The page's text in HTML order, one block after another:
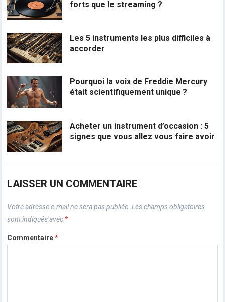
forts que le streaming ?
Les 5 instruments les plus difficiles à
accorder
Pourquoi la voix de Freddie Mercury
était scientifiquement unique ?
Acheter un instrument d’occasion : 5
signes que vous allez vous faire avoir
LAISSER UN COMMENTAIRE
Votre adresse e-mail ne sera pas publiée. Les champs obligatoires
sont indiqués avec *
Commentaire*